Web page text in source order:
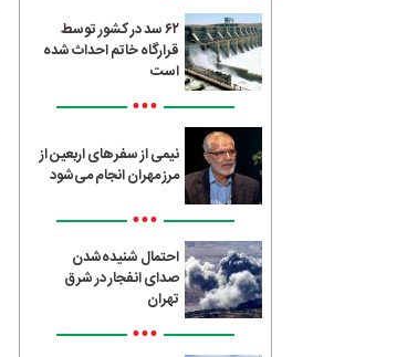
۶۲ سد در کشور توسط
قرارگاه خاتم احداث شده
است
•••
نیمی از سفرهای اربعین از
مرز مهران انجام می‌شود
•••
احتمال شنیده‌شدن
صدای انفجار در شرق
تهران
•••